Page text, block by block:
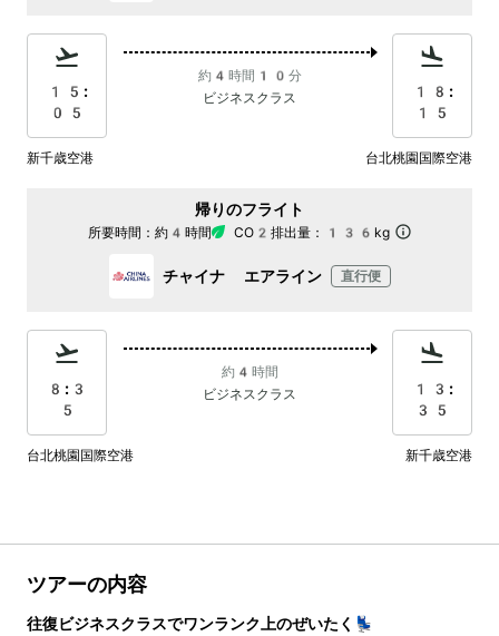
15:
05
約4時間10分
ビジネスクラス
18:
15
新千歳空港 台北桃園国際空港
帰りのフライト
所要時間： 約4時間 CO2排出量： 136kg
チャイナ エアライン 直行便
8:3
5
約4時間
ビジネスクラス
13:
35
台北桃園国際空港 新千歳空港
ツアーの内容
往復ビジネスクラスでワンランク上のぜいたく💺